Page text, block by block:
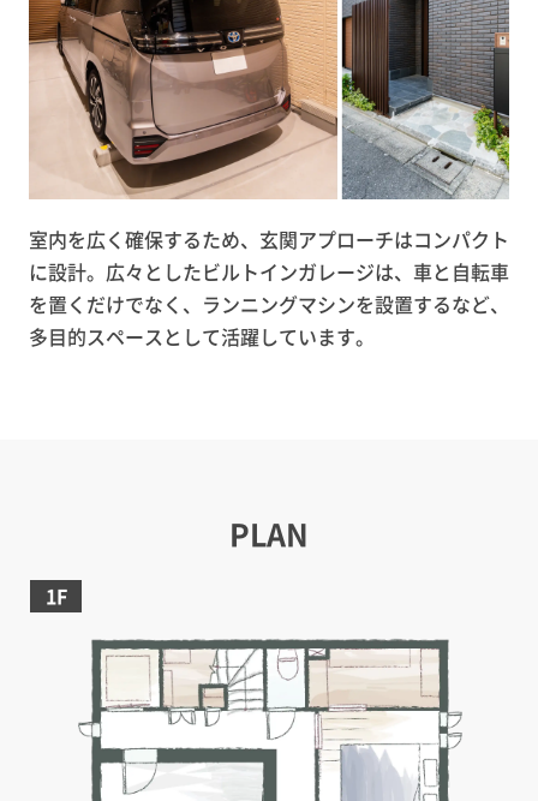
室内を広く確保するため、玄関アプローチはコンパクト
に設計。広々としたビルトインガレージは、車と自転車
を置くだけでなく、ランニングマシンを設置するなど、
多目的スペースとして活躍しています。
PLAN
1F